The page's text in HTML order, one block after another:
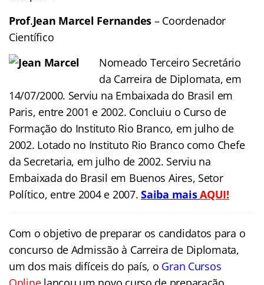
Prof.Jean Marcel Fernandes – Coordenador
Científico
Nomeado Terceiro Secretário
da Carreira de Diplomata, em
14/07/2000. Serviu na Embaixada do Brasil em
Paris, entre 2001 e 2002. Concluiu o Curso de
Formação do Instituto Rio Branco, em julho de
2002. Lotado no Instituto Rio Branco como Chefe
da Secretaria, em julho de 2002. Serviu na
Embaixada do Brasil em Buenos Aires, Setor
Político, entre 2004 e 2007.Saiba maisAQUI!
Com o objetivo de preparar os candidatos para o
concurso de Admissão à Carreira de Diplomata,
um dos mais difíceis do país, o Gran Cursos